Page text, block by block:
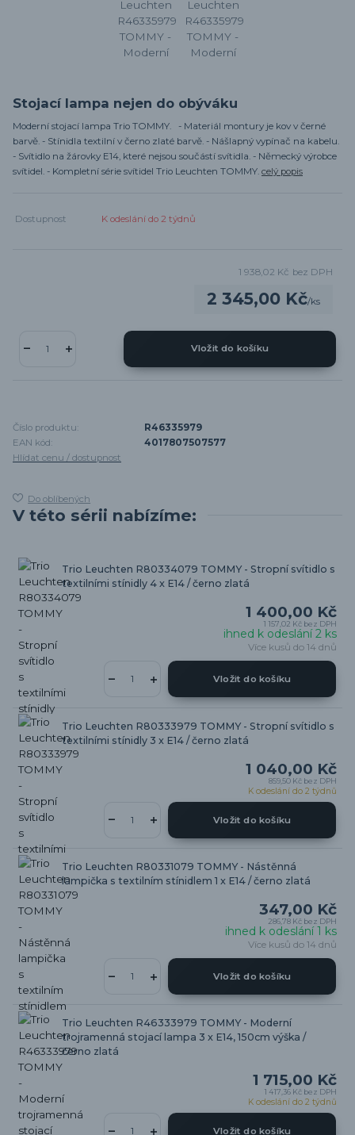
Stojací lampa nejen do obýváku
Moderní stojací lampa Trio TOMMY. - Materiál montury je kov v černé
barvě. - Stínidla textilní v černo zlaté barvě. - Nášlapný vypínač na kabelu.
- Svítidlo na žárovky E14, které nejsou součástí svítidla. - Německý výrobce
svítidel. - Kompletní série svítidel Trio Leuchten TOMMY. celý popis
Dostupnost K odeslání do 2 týdnů
2 345,00 Kč/ks
1 938,02 Kč bez DPH
Vložit do košíku
Číslo produktu:
R46335979
EAN kód:
4017807507577
Hlídat cenu / dostupnost
Do oblíbených
V této sérii nabízíme:
Trio Leuchten R80334079 TOMMY - Stropní svítidlo s
textilními stínidly 4 x E14 / černo zlatá
1 400,00 Kč
1 157,02 Kč bez DPH
ihned k odeslání 2 ks
Více kusů do 14 dnů
Vložit do košíku
Trio Leuchten R80333979 TOMMY - Stropní svítidlo s
textilními stínidly 3 x E14 / černo zlatá
1 040,00 Kč
859,50 Kč bez DPH
K odeslání do 2 týdnů
Vložit do košíku
Trio Leuchten R80331079 TOMMY - Nástěnná
lampička s textilním stínidlem 1 x E14 / černo zlatá
347,00 Kč
286,78 Kč bez DPH
ihned k odeslání 1 ks
Více kusů do 14 dnů
Vložit do košíku
Trio Leuchten R46333979 TOMMY - Moderní
trojramenná stojací lampa 3 x E14, 150cm výška /
černo zlatá
1 715,00 Kč
1 417,36 Kč bez DPH
K odeslání do 2 týdnů
Vložit do košíku